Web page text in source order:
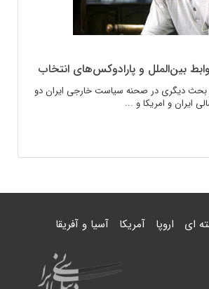
بین‌الملل و پارادوکس‌های انتخاب
بحث دیگری در صحنه سیاست خارجی ایران دو
ایران و امریکا و ...
ای اروپا آمریکا آسیا و آفریقا